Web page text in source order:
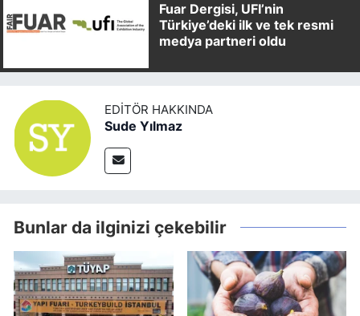
Fuar Dergisi, UFI’nin
Türkiye’deki ilk ve tek resmi
medya partneri oldu
EDITÖR HAKKINDA
Sude Yılmaz
Bunlar da ilginizi çekebilir